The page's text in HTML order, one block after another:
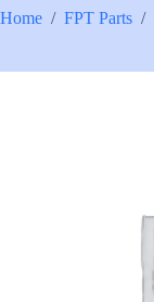
Home / FPT Parts /